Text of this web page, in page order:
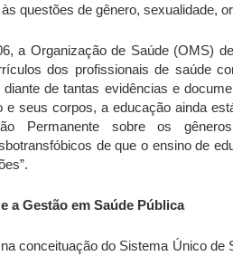
questões de gênero, sexualidade,
a Organização de Saúde (OMS)
dos profissionais de saúde
diante de tantas evidências e
e seus corpos, a educação ainda
Permanente sobre os
de que o ensino de
a Gestão em Saúde Pública
conceituação do Sistema Único